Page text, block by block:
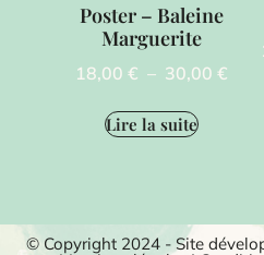
Poster – Baleine
Marguerite
18,00€ – 30,00€
Lire la suite
© Copyright 2024 - Site